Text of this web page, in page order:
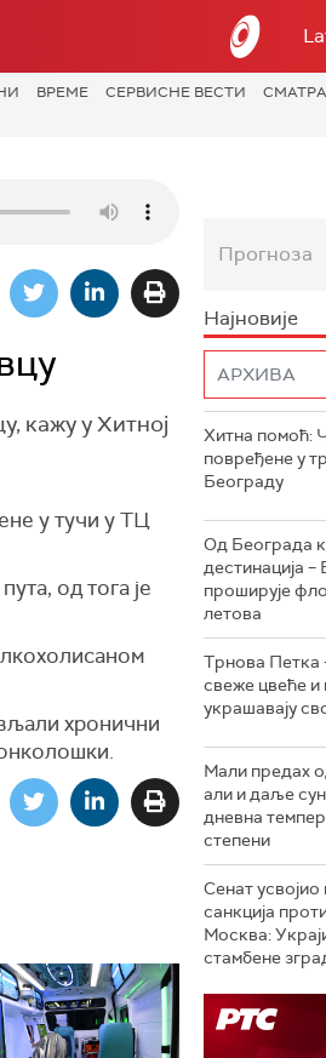
ВРЕМЕ СЕРВИСНЕ ВЕСТИ
кажу у Хитној
у тучи у ТЦ
од тога је
хронични
Прогноза
Најновије
Хитна помоћ:
повређене у
Београду
Од Београда
дестинација –
проширује
летова
Трнова Петка
свеже цвеће
украшавају
Мали предах
али и даље
дневна
степени
Сенат
санкција
Москва:
стамбене